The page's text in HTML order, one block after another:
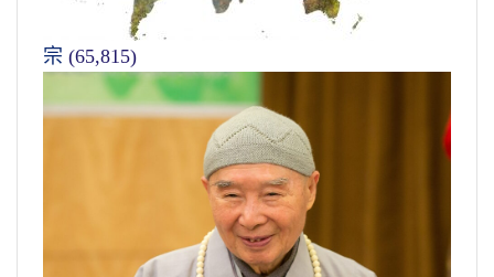
宗 (65,815)